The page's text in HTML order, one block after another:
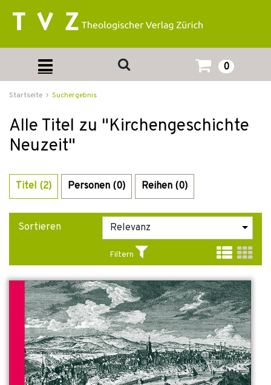
0
Startseite Suchergebnis
Alle Titel zu "Kirchengeschichte
Neuzeit"
Titel (2) Personen (0) Reihen (0)
Sortieren
Filtern